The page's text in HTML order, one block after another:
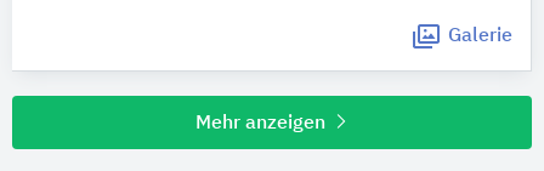
Galerie
Mehr anzeigen